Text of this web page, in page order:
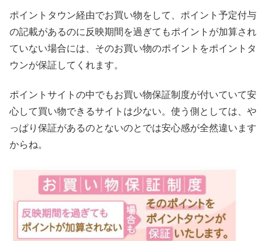
ポイントタウン経由でお買い物をして、ポイント予定付与
の記載があるのに反映期間を過ぎてもポイントが加算され
ていない場合には、そのお買い物のポイントをポイントタ
ウンが保証してくれます。
ポイントサイトの中でもお買い物保証制度が付いていて安
心して買い物できるサイトは少ない。使う側としては、や
っぱり保証があるのとないのとでは安心感が全然違います
からね。